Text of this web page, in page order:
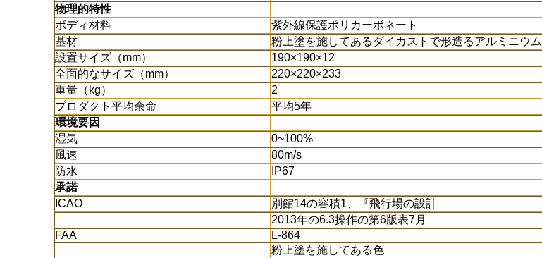
物理的特性
ボディ材料
紫外線保護ポリカーボネート
基材
粉上塗を施してあるダイカストで形造るアルミニウム
設置サイズ（mm）
190×190×12
全面的なサイズ（mm）
220×220×233
重量（kg）
2
プロダクト平均余命
平均5年
環境要因
湿気
0~100%
風速
80m/s
防水
IP67
承諾
ICAO
別館14の容積1、『飛行場の設計
2013年の6.3操作の第6版表7月
FAA
L-864
粉上塗を施してある色